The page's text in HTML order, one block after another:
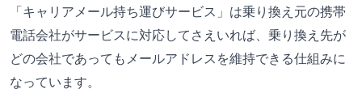
「キャリアメール持ち運びサービス」は乗り換え元の携帯
電話会社がサービスに対応してさえいれば、乗り換え先が
どの会社であってもメールアドレスを維持できる仕組みに
なっています。